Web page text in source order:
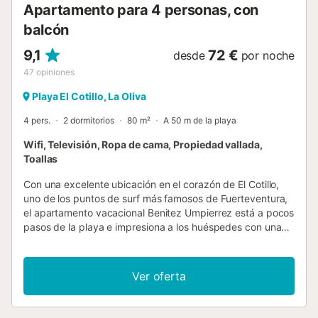
Apartamento para 4 personas, con
balcón
9,1
47 opiniones
desde 72 € por noche
Playa El Cotillo, La Oliva
4 pers. 2 dormitorios 80 m² A 50 m de la playa
Wifi, Televisión, Ropa de cama, Propiedad vallada,
Toallas
Con una excelente ubicación en el corazón de El Cotillo,
uno de los puntos de surf más famosos de Fuerteventura,
el apartamento vacacional Benitez Umpierrez está a pocos
pasos de la playa e impresiona a los huéspedes con una
apartamento con elementos arquitectónicos rústicos y
salpicaduras de color consta de un salón/comedor de
planta abierta con una cocina integrada muy bien
equipada, 2 dormitorios dobles así como un cuarto de
Ver oferta